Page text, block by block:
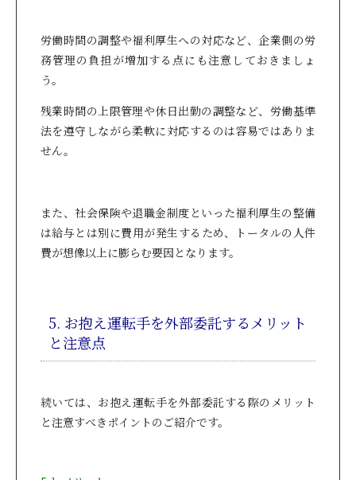
労働時間の調整や福利厚生への対応など、企業側の労
務管理の負担が増加する点にも注意しておきましょ
う。
残業時間の上限管理や休日出勤の調整など、労働基準
法を遵守しながら柔軟に対応するのは容易ではありま
せん。
また、社会保険や退職金制度といった福利厚生の整備
は給与とは別に費用が発生するため、トータルの人件
費が想像以上に膨らむ要因となります。
5. お抱え運転手を外部委託するメリット
と注意点
続いては、お抱え運転手を外部委託する際のメリット
と注意すべきポイントのご紹介です。